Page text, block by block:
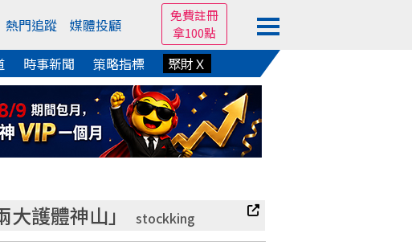
熱門追蹤 媒體投顧
免費註冊
拿100點
時事新聞 策略指標 聚財Ｘ
護體神山」 stockking